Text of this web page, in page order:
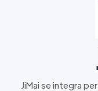
JiMai se integra